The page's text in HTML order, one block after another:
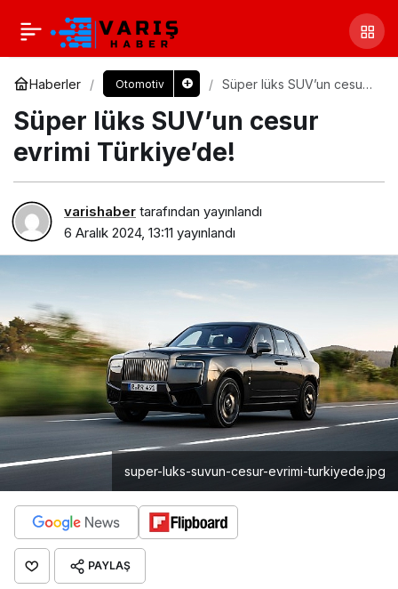
Haberler Otomotiv
Süper lüks SUV’un cesur
Süper lüks SUV’un cesur
evrimi Türkiye’de!
varishaber tarafından yayınlandı
6 Aralık 2024, 13:11 yayınlandı
super-luks-suvun-cesur-evrimi-turkiyede.jpg
PAYLAŞ